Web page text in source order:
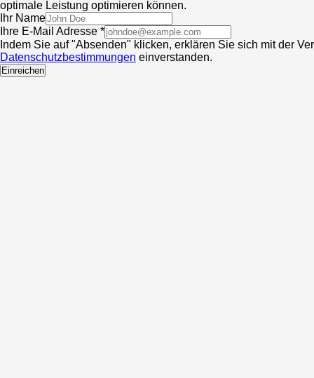
optimale Leistung optimieren können.
Ihr Name
Ihre E-Mail Adresse *
Indem Sie auf "Absenden" klicken, erklären Sie sich mit der
Datenschutzbestimmungen einverstanden.